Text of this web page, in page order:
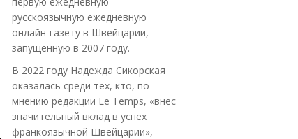
русскоязычную ежедневную
онлайн-газету в Швейцарии,
запущенную в 2007 году.
В 2022 году Надежда Сикорская
оказалась среди тех, кто, по
мнению редакции Le Temps, «внёс
значительный вклад в успех
франкоязычной Швейцарии»,